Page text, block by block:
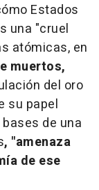
Estados
una "cruel
atómicas, en
muertos,
del oro
su papel
de una
, "amenaza
de ese